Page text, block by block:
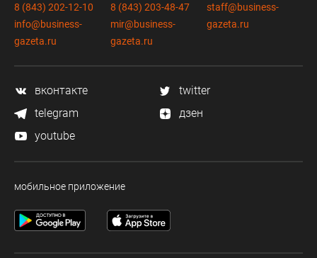
8 (843) 202-12-10
info@business-
gazeta.ru
8 (843) 203-48-47
mir@business-
gazeta.ru
staff@business-
gazeta.ru
вконтакте
twitter
telegram
дзен
youtube
мобильное приложение